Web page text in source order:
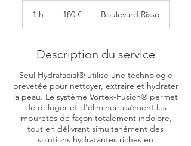
1 h
euros180 € Boulevard Risso
Description du service
Seul Hydrafacial® utilise une technologie
brevetée pour nettoyer, extraire et hydrater
la peau. Le système Vortex-Fusion® permet
de déloger et d’éliminer aisément les
impuretés de façon totalement indolore,
tout en délivrant simultanément des
solutions hydratantes riches en